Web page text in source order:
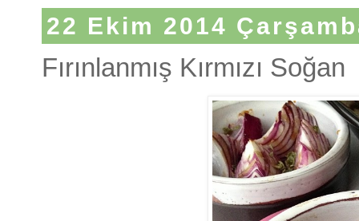
22 Ekim 2014
Fırınlanmış Kırmızı Soğan